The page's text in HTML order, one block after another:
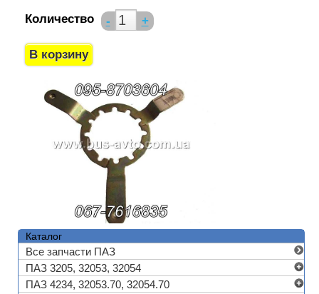
Количество - +
Каталог
Все запчасти ПАЗ
ПАЗ 3205, 32053, 32054
ПАЗ 4234, 32053.70, 32054.70